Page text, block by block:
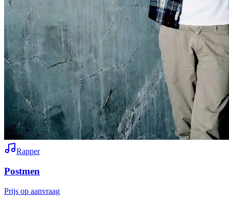
Rapper
Postmen
Prijs op aanvraag